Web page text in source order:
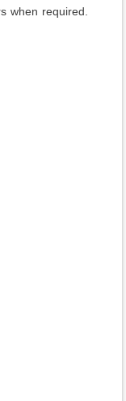
when required.